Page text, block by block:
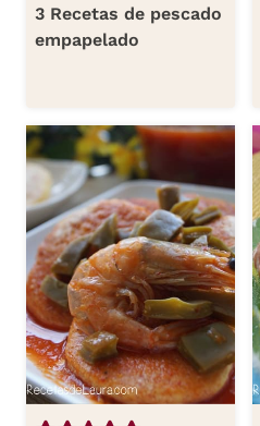
3 Recetas de pescado
empapelado